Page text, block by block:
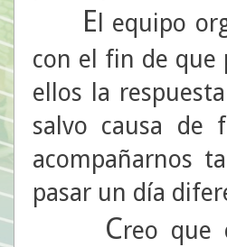
E l equipo
con el fin de que
ellos la
salvo causa de
acompañarnos
pasar un día
Creo que